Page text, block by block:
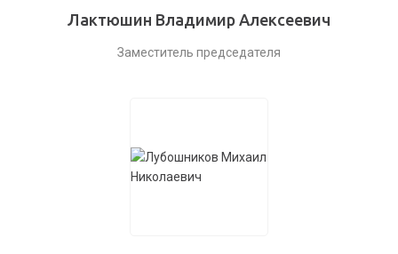
Лактюшин Владимир Алексеевич
Заместитель председателя